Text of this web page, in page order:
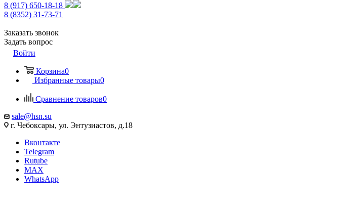
8 (917) 650-18-18
8 (8352) 31-73-71
Заказать звонок
Задать вопрос
Войти
Корзина0
Избранные товары0
Сравнение товаров0
sale@hsn.su
г. Чебоксары, ул. Энтузиастов, д.18
Вконтакте
Telegram
Rutube
MAX
WhatsApp